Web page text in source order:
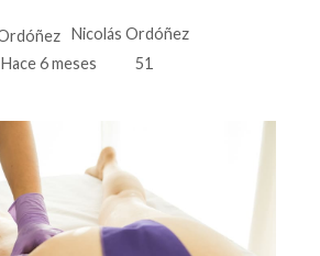
Nicolás Ordóñez
Hace 6 meses
51